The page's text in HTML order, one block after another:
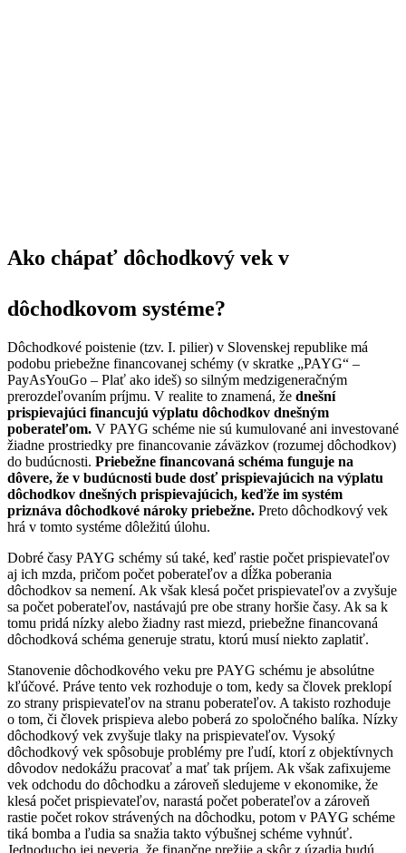
Ako chápať dôchodkový vek v
dôchodkovom systéme?
Dôchodkové poistenie (tzv. I. pilier) v Slovenskej republike má
podobu priebežne financovanej schémy (v skratke „PAYG“ –
PayAsYouGo – Plať ako ideš) so silným medzigeneračným
prerozdeľovaním príjmu. V realite to znamená, že dnešní
prispievajúci financujú výplatu dôchodkov dnešným
poberateľom. V PAYG schéme nie sú kumulované ani investované
žiadne prostriedky pre financovanie záväzkov (rozumej dôchodkov)
do budúcnosti. Priebežne financovaná schéma funguje na
dôvere, že v budúcnosti bude dosť prispievajúcich na výplatu
dôchodkov dnešných prispievajúcich, keďže im systém
priznáva dôchodkové nároky priebežne. Preto dôchodkový vek
hrá v tomto systéme dôležitú úlohu.
Dobré časy PAYG schémy sú také, keď rastie počet prispievateľov
aj ich mzda, pričom počet poberateľov a dĺžka poberania
dôchodkov sa nemení. Ak však klesá počet prispievateľov a zvyšuje
sa počet poberateľov, nastávajú pre obe strany horšie časy. Ak sa k
tomu pridá nízky alebo žiadny rast miezd, priebežne financovaná
dôchodková schéma generuje stratu, ktorú musí niekto zaplatiť.
Stanovenie dôchodkového veku pre PAYG schému je absolútne
kľúčové. Práve tento vek rozhoduje o tom, kedy sa človek preklopí
zo strany prispievateľov na stranu poberateľov. A takisto rozhoduje
o tom, či človek prispieva alebo poberá zo spoločného balíka. Nízky
dôchodkový vek zvyšuje tlaky na prispievateľov. Vysoký
dôchodkový vek spôsobuje problémy pre ľudí, ktorí z objektívnych
dôvodov nedokážu pracovať a mať tak príjem. Ak však zafixujeme
vek odchodu do dôchodku a zároveň sledujeme v ekonomike, že
klesá počet prispievateľov, narastá počet poberateľov a zároveň
rastie počet rokov strávených na dôchodku, potom v PAYG schéme
tiká bomba a ľudia sa snažia takto výbušnej schéme vyhnúť.
Jednoducho jej neveria, že finančne prežije a skôr z úzadia budú